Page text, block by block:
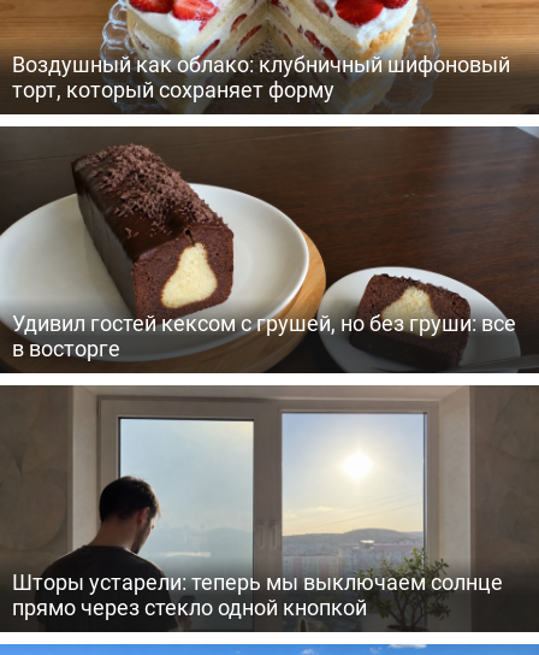
Воздушный как облако: клубничный шифоновый
торт, который сохраняет форму
Удивил гостей кексом с грушей, но без груши: все
в восторге
Шторы устарели: теперь мы выключаем солнце
прямо через стекло одной кнопкой